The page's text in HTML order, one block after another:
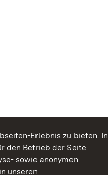
Erlebnis zu bieten. In
den Betrieb der Seite
sowie anonymen
unseren